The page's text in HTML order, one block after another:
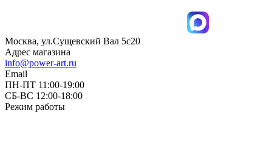
Москва, ул.Сущевский Вал 5с20
Адрес магазина
info@power-art.ru
Email
ПН-ПТ 11:00-19:00
СБ-ВС 12:00-18:00
Режим работы